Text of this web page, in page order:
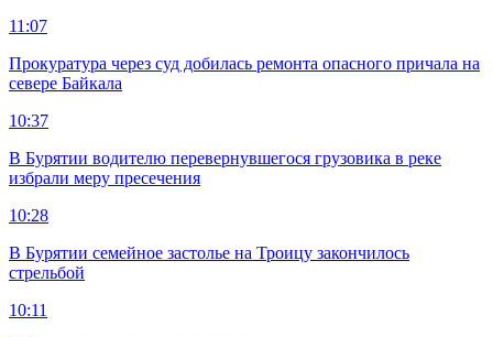
11:07
Прокуратура через суд добилась ремонта опасного причала на
севере Байкала
10:37
В Бурятии водителю перевернувшегося грузовика в реке
избрали меру пресечения
10:28
В Бурятии семейное застолье на Троицу закончилось
стрельбой
10:11